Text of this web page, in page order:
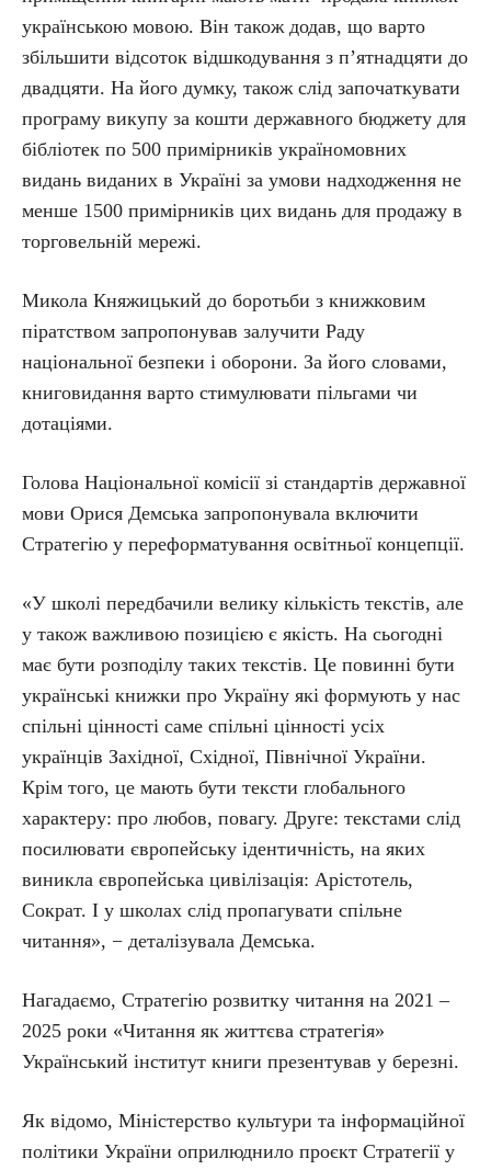
українською мовою. Він також додав, що варто
збільшити відсоток відшкодування з п’ятнадцяти до
двадцяти. На його думку, також слід започаткувати
програму викупу за кошти державного бюджету для
бібліотек по 500 примірників україномовних
видань виданих в Україні за умови надходження не
менше 1500 примірників цих видань для продажу в
торговельній мережі.
Микола Княжицький до боротьби з книжковим
піратством запропонував залучити Раду
національної безпеки і оборони. За його словами,
книговидання варто стимулювати пільгами чи
дотаціями.
Голова Національної комісії зі стандартів державної
мови Орися Демська запропонувала включити
Стратегію у переформатування освітньої концепції.
«У школі передбачили велику кількість текстів, але
у також важливою позицією є якість. На сьогодні
має бути розподілу таких текстів. Це повинні бути
українські книжки про Україну які формують у нас
спільні цінності саме спільні цінності усіх
українців Західної, Східної, Північної України.
Крім того, це мають бути тексти глобального
характеру: про любов, повагу. Друге: текстами слід
посилювати європейську ідентичність, на яких
виникла європейська цивілізація: Арістотель,
Сократ. І у школах слід пропагувати спільне
читання», − деталізувала Демська.
Нагадаємо, Стратегію розвитку читання на 2021 –
2025 роки «Читання як життєва стратегія»
Український інститут книги презентував у березні.
Як відомо, Міністерство культури та інформаційної
політики України оприлюднило проєкт Стратегії у